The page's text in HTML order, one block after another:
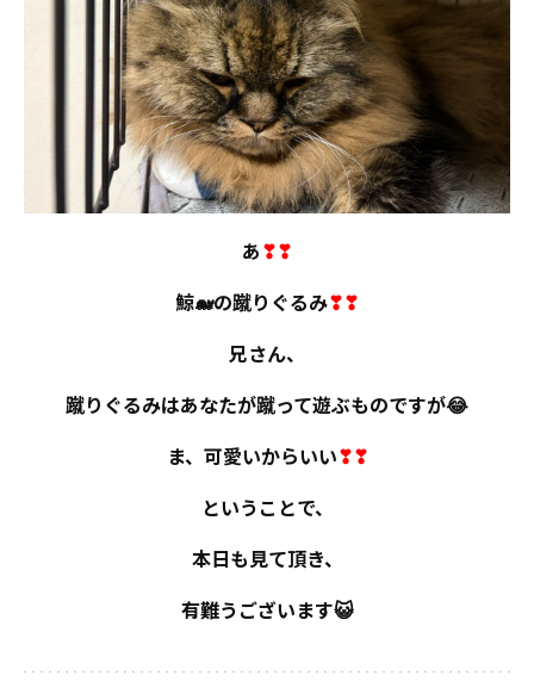
あ❣❣
鯨🐋の蹴りぐるみ❣❣
兄さん、
蹴りぐるみはあなたが蹴って遊ぶものですが😂
ま、可愛いからいい❣❣
ということで、
本日も見て頂き、
有難うございます😺